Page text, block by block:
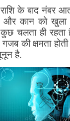
के बाद नंबर
और कान को
चलता ही रहता
की क्षमता होती
है.